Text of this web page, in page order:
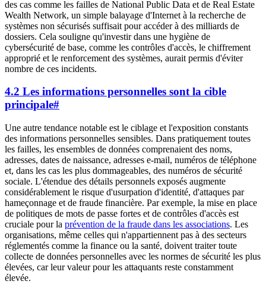
des cas comme les failles de National Public Data et de Real Estate
Wealth Network, un simple balayage d'Internet à la recherche de
systèmes non sécurisés suffisait pour accéder à des milliards de
dossiers. Cela souligne qu'investir dans une hygiène de
cybersécurité de base, comme les contrôles d'accès, le chiffrement
approprié et le renforcement des systèmes, aurait permis d'éviter
nombre de ces incidents.
4.2 Les informations personnelles sont la cible
principale#
Une autre tendance notable est le ciblage et l'exposition constants
des informations personnelles sensibles. Dans pratiquement toutes
les failles, les ensembles de données comprenaient des noms,
adresses, dates de naissance, adresses e-mail, numéros de téléphone
et, dans les cas les plus dommageables, des numéros de sécurité
sociale. L'étendue des détails personnels exposés augmente
considérablement le risque d'usurpation d'identité, d'attaques par
hameçonnage et de fraude financière. Par exemple, la mise en place
de politiques de mots de passe fortes et de contrôles d'accès est
cruciale pour la prévention de la fraude dans les associations. Les
organisations, même celles qui n'appartiennent pas à des secteurs
réglementés comme la finance ou la santé, doivent traiter toute
collecte de données personnelles avec les normes de sécurité les plus
élevées, car leur valeur pour les attaquants reste constamment
élevée.